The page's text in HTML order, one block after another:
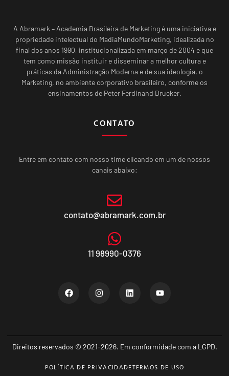
A Abramark – Academia Brasileira de Marketing é uma iniciativa e
propriedade intelectual do MadiaMundoMarketing, idealizada no
final dos anos 1990, institucionalizada em março de 2004 e que
tem como missão instituir e disseminar a melhor cultura e
práticas da Administração Moderna e de sua ideologia, o
Marketing, no ambiente corporativo brasileiro, conforme os
ensinamentos de Peter Ferdinand Drucker.
CONTATO
Entre em contato com nosso time clicando em um de nossos
canais abaixo:
contato@abramark.com.br
11 98990-0376
Direitos reservados © 2021-2026. Em conformidade com a LGPD.
POLÍTICA DE PRIVACIDADETERMOS DE USO